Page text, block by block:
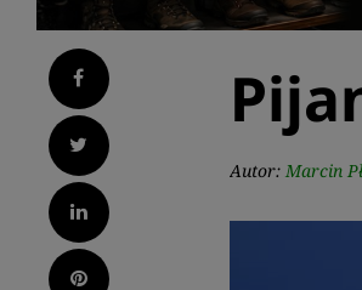
Facebook
Twitter
LinkedIn
Pinterest
Autor: Marcin